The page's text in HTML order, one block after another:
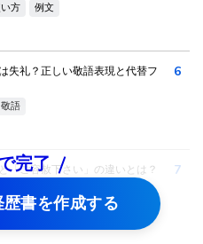
方 例文
失礼？正しい敬語表現と代替フ
敬語
6
「ご容赦下さい」の違いとは？
方 例文
7
完了
書を作成する